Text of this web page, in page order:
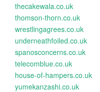
thecakewala.co.uk
thomson-thorn.co.uk
wrestlingagrees.co.uk
underneathfoiled.co.uk
spanosconcerns.co.uk
telecomblue.co.uk
house-of-hampers.co.uk
yumekanzashi.co.uk